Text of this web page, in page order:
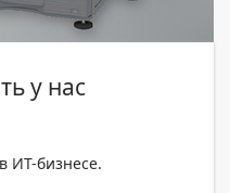
у нас
в ИТ-бизнесе.